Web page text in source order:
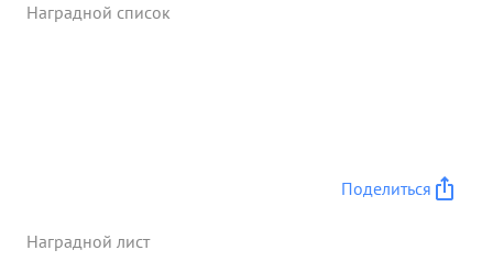
Наградной список
Поделиться
Наградной лист